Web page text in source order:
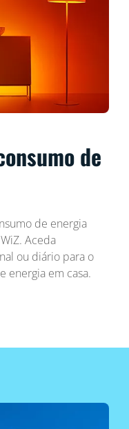
de
de energia
Aceda
ou diário para o
energia em casa.